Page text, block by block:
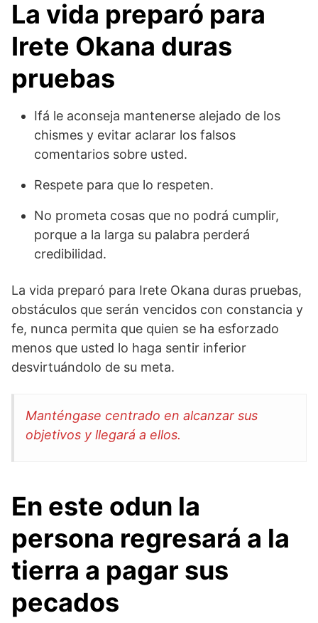
La vida preparó para
Irete Okana duras
pruebas
Ifá le aconseja mantenerse alejado de los
chismes y evitar aclarar los falsos
comentarios sobre usted.
Respete para que lo respeten.
No prometa cosas que no podrá cumplir,
porque a la larga su palabra perderá
credibilidad.
La vida preparó para Irete Okana duras pruebas,
obstáculos que serán vencidos con constancia y
fe, nunca permita que quien se ha esforzado
menos que usted lo haga sentir inferior
desvirtuándolo de su meta.
Manténgase centrado en alcanzar sus
objetivos y llegará a ellos.
En este odun la
persona regresará a la
tierra a pagar sus
pecados